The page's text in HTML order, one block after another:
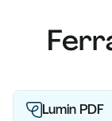
Lumin PDF